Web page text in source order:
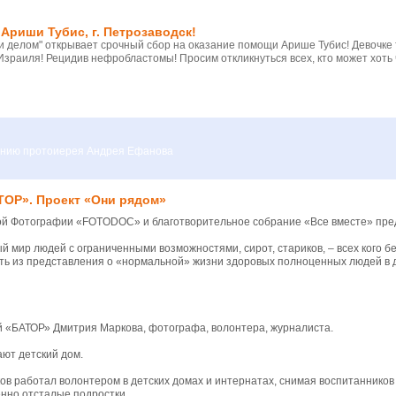
Тубис, г. Петрозаводск!
делом" открывает срочный сбор на оказание помощи Арише Тубис! Девочке
Рецидив нефробластомы! Просим откликнуться всех, кто может хоть
протоиерея Андрея Ефанова
Проект «Они рядом»
Фотографии «FOTODOC» и благотворительное собрание «Все вместе»
мир людей с ограниченными возможностями, сирот, стариков, – всех кого
из представления о «нормальной» жизни здоровых полноценных людей
«БАТОР» Дмитрия Маркова, фотографа, волонтера, журналиста.
детский дом.
работал волонтером в детских домах и интернатах, снимая